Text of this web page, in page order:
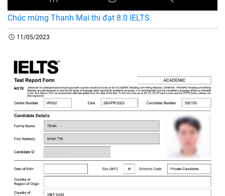
Chúc mừng Thanh Mai thi đạt 8.0 IELTS
11/05/2023